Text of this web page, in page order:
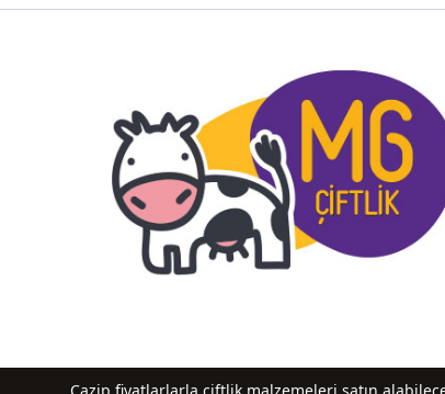
Cazip fiyatlarlarla çiftlik malzemeleri satın